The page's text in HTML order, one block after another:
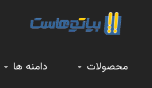
محصولات دامنه ها